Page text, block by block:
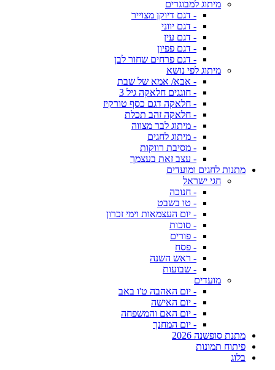
מיתוג למבוגרים
- דגם דיוקן מצוייר
- דגם יווני
- דגם עין
- דגם פפיון
- דגם פרחים שחור לבן
מיתוג לפי נושא
- אבא/ אמא של שבת
- חוגגים חלאקה גיל 3
- חלאקה דגם כסף טורקיז
- חלאקה זהב תכלת
- מיתוג לבר מצווה
- מיתוג לחגים
- מסיבת רווקות
- עצב זאת בעצמך
מתנות לחגים ומועדים
חגי ישראל
- חנוכה
- טו בשבט
- יום העצמאות וימי זכרון
- סוכות
- פורים
- פסח
- ראש השנה
- שבועות
מועדים
- יום האהבה ט'ו באב
- יום האישה
- יום האם והמשפחה
- יום המחנך
מתנת סופשנה 2026
פיתוח תמונות
בלוג